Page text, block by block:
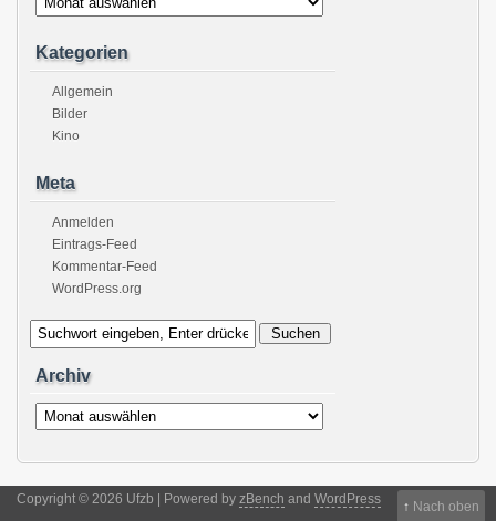
Kategorien
Allgemein
Bilder
Kino
Meta
Anmelden
Eintrags-Feed
Kommentar-Feed
WordPress.org
Archiv
Archiv
Copyright © 2026 Ufzb | Powered by zBench and WordPress ↑ Nach oben